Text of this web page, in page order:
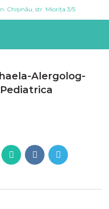
Chișinău, str. Miorița 3/5
Alergolog-